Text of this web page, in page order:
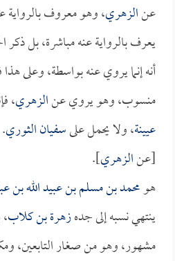
عنالزهري، وهو معروف بالرواية
يعرف بالرواية عنه مباشرة، بل ذكر
أنه إنما يروي عنه بواسطة، وعلى
منسوب، وهو يروي عنالزهري،
عيينة، ولا يحمل علىسفيان الثوري.
[عنالزهري].
هومحمد بن مسلم بن عبيد الله بن
ينتهي نسبه إلى جدهزهرة بن كلاب
مشهور، وهو من صغار التابعين،